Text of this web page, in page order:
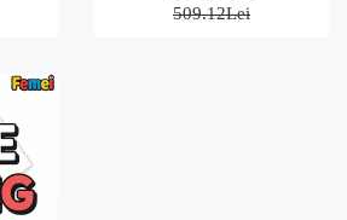
509.12Lei